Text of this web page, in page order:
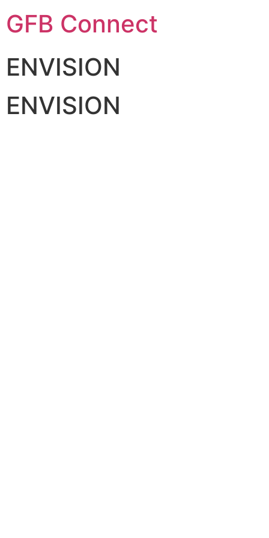
GFB Connect
ENVISION
ENVISION